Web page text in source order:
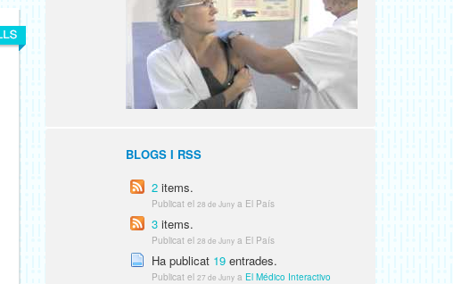
BLOGS I RSS
2 items.
Publicat el 28 de Juny a El País
3 items.
Publicat el 28 de Juny a El País
Ha publicat 19 entrades.
Publicat el 27 de Juny a El Médico Interactivo